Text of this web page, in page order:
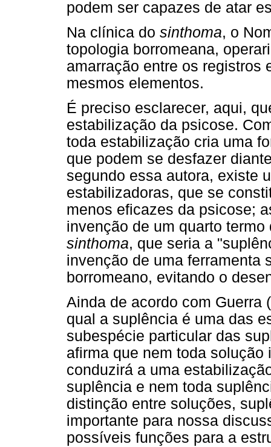
podem ser capazes de atar
Na clínica do sinthoma, o
topologia borromeana,
amarração entre os registros
mesmos elementos.
É preciso esclarecer, aqui,
estabilização da psicose.
toda estabilização cria uma
que podem se desfazer
segundo essa autora, existe
estabilizadoras, que se
menos eficazes da psicose;
invenção de um quarto
sinthoma, que seria a
invenção de uma ferramenta
borromeano, evitando o
Ainda de acordo com Guerra
qual a suplência é uma das
subespécie particular das
afirma que nem toda
conduzirá a uma
suplência e nem toda
distinção entre soluções,
importante para nossa
possíveis funções para a